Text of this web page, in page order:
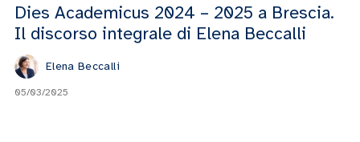
Dies Academicus 2024 – 2025 a Brescia.
Il discorso integrale di Elena Beccalli
Elena Beccalli
05/03/2025